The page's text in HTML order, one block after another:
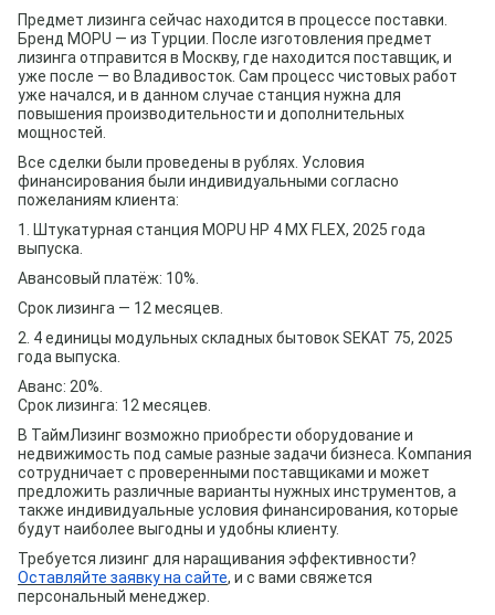
Предмет лизинга сейчас находится в процессе поставки.
Бренд MOPU — из Турции. После изготовления предмет
лизинга отправится в Москву, где находится поставщик, и
уже после — во Владивосток. Сам процесс чистовых работ
уже начался, и в данном случае станция нужна для
повышения производительности и дополнительных
мощностей.
Все сделки были проведены в рублях. Условия
финансирования были индивидуальными согласно
пожеланиям клиента:
1. Штукатурная станция MOPU HP 4 MX FLEX, 2025 года
выпуска.
Авансовый платёж: 10%.
Срок лизинга — 12 месяцев.
2. 4 единицы модульных складных бытовок SEKAT 75, 2025
года выпуска.
Аванс: 20%.
Срок лизинга: 12 месяцев.
В ТаймЛизинг возможно приобрести оборудование и
недвижимость под самые разные задачи бизнеса. Компания
сотрудничает с проверенными поставщиками и может
предложить различные варианты нужных инструментов, а
также индивидуальные условия финансирования, которые
будут наиболее выгодны и удобны клиенту.
Требуется лизинг для наращивания эффективности?
Оставляйте заявку на сайте, и с вами свяжется
персональный менеджер.